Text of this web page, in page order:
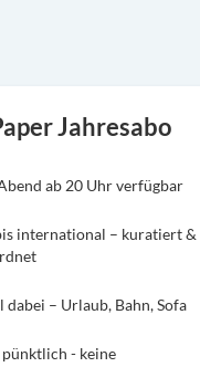
Jahresabo
ab 20 Uhr verfügbar
international – kuratiert &
dabei – Urlaub, Bahn, Sofa
- keine